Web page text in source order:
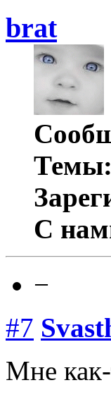
brat
Темы:
С
−
#7
Мне